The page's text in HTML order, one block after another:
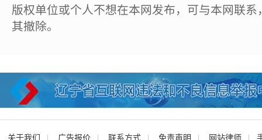
版权单位或个人不想在本网发布，可与本网联
其撤除。
关于我们 广告报价 联系方式 免责声明 网站律师